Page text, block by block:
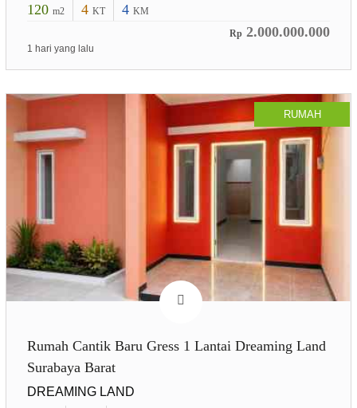
120 m2 4 KT 4 KM
Rp 2.000.000.000
1 hari yang lalu
RUMAH
Rumah Cantik Baru Gress 1 Lantai Dreaming Land
Surabaya Barat
DREAMING LAND